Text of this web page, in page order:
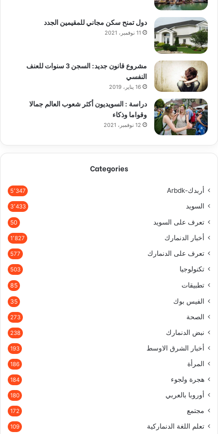
دول تمنح سكن مجاني للمقيمين الجدد
11 نوفمبر، 2021
مشروع قانون جديد: السجن 3 سنوات للعنف
النفسي
16 يناير، 2019
دراسة : السويديون أكثر شعوب العالم جمالا
وقواما وذكاء
12 نوفمبر، 2021
Categories
أربدك-Arbdk 5٬347
السويد 3٬433
تعرف على السويد 50
أخبار الدنمارك 1٬827
تعرف على الدنمارك 577
تكنولوجيا 503
تطبيقات 85
الفيس بوك 35
الصحة 273
نبض الدنمارك 238
أخبار الشرق الاوسط 193
المرأة 186
هجرة ولجوء 184
أوروبا بالعربي 180
مجتمع 172
تعلم اللغة الدنماركية 109